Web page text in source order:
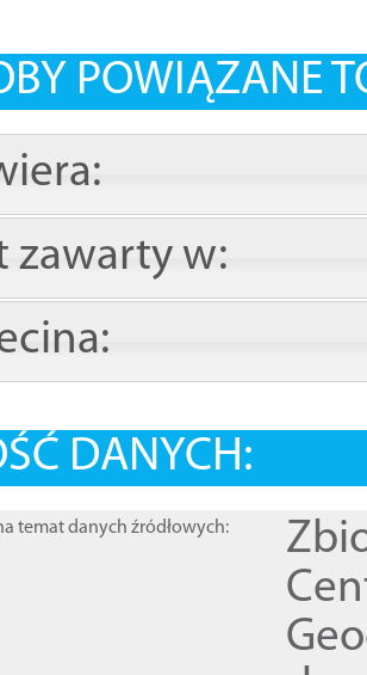
POWIĄZANE
zawarty w:
DANYCH:
temat danych źródłowych: